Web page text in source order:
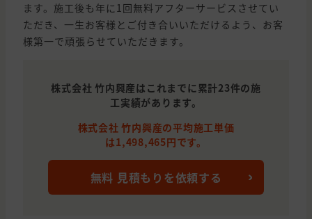
ます。施工後も年に1回無料アフターサービスさせてい
ただき、一生お客様とご付き合いいただけるよう、お客
様第一で頑張らせていただきます。
株式会社 竹内興産はこれまでに累計23件の施
工実績があります。
株式会社 竹内興産の平均施工単価
は1,498,465円です。
無料 見積もりを依頼する